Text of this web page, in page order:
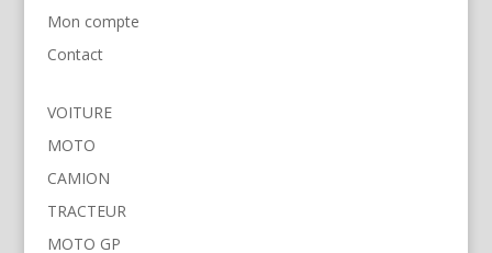
Mon compte
Contact
VOITURE
MOTO
CAMION
TRACTEUR
MOTO GP